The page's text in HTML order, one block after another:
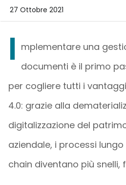
27 Ottobre 2021
I mplementare una
documenti è il primo
per cogliere tutti i
4.0: grazie alla
digitalizzazione del
aziendale, i processi
chain diventano più snelli,